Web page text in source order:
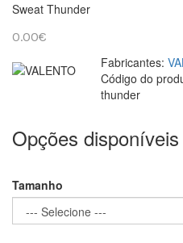
Sweat Thunder
0.00€
Fabricantes:
Código do
thunder
Opções disponíveis
Tamanho